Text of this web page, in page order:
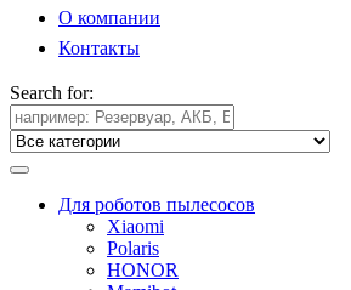
О компании
Контакты
Search for:
Для роботов пылесосов
Xiaomi
Polaris
HONOR